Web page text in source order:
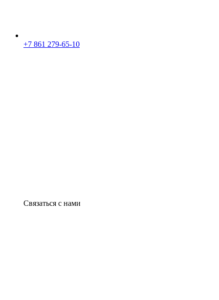
+7 861 279-65-10
Связаться с нами